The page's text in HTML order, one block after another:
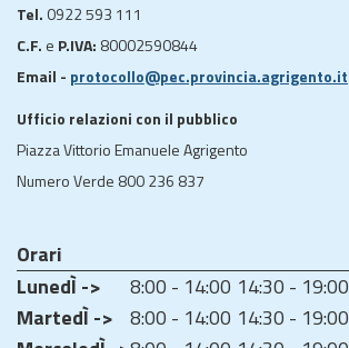
Tel. 0922 593 111
C.F. e P.IVA: 80002590844
Email - protocollo@pec.provincia.agrigento.it
Ufficio relazioni con il pubblico
Piazza Vittorio Emanuele Agrigento
Numero Verde 800 236 837
Orari
LunedÌ ->
8:00 - 14:00 14:30 - 19:00
MartedÌ -> 8:00 - 14:00 14:30 - 19:00